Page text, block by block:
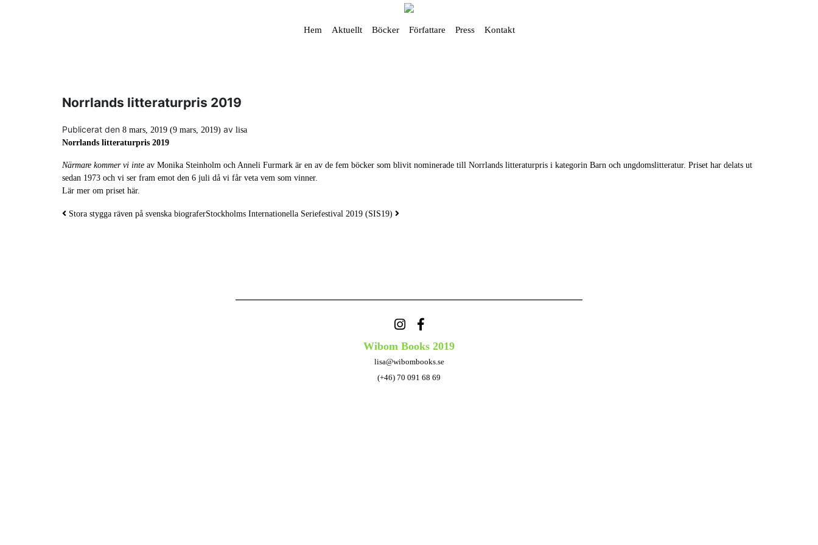
Hem Aktuellt Böcker Författare Press Kontakt
Norrlands litteraturpris 2019
Publicerat den 8 mars, 2019 (9 mars, 2019) av lisa
Norrlands litteraturpris 2019
Närmare kommer vi inte av Monika Steinholm och Anneli Furmark är en av de fem böcker som blivit nominerade till Norrlands litteraturpris i kategorin Barn och ungdomslitteratur. Priset har delats ut
sedan 1973 och vi ser fram emot den 6 juli då vi får veta vem som vinner.
Lär mer om priset här.
Inläggsnavigering
Stora stygga räven på svenska biograferStockholms Internationella Seriefestival 2019 (SIS19)
Wibom Books 2019
lisa@wibombooks.se
(+46) 70 091 68 69